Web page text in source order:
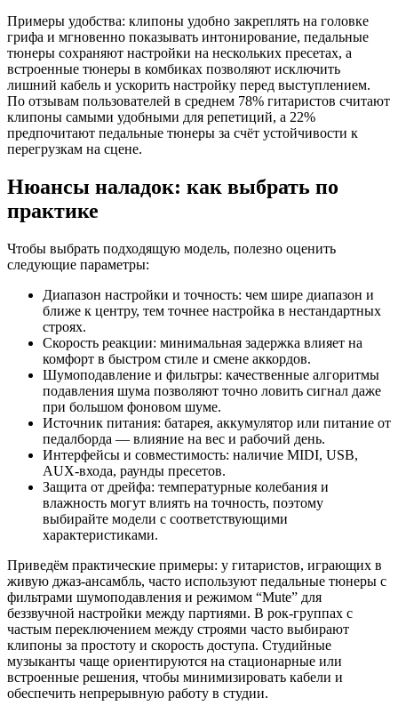
Примеры удобства: клипоны удобно закреплять на головке
грифа и мгновенно показывать интонирование, педальные
тюнеры сохраняют настройки на нескольких пресетах, а
встроенные тюнеры в комбиках позволяют исключить
лишний кабель и ускорить настройку перед выступлением.
По отзывам пользователей в среднем 78% гитаристов считают
клипоны самыми удобными для репетиций, а 22%
предпочитают педальные тюнеры за счёт устойчивости к
перегрузкам на сцене.
Нюансы наладок: как выбрать по
практике
Чтобы выбрать подходящую модель, полезно оценить
следующие параметры:
Диапазон настройки и точность: чем шире диапазон и
ближе к центру, тем точнее настройка в нестандартных
строях.
Скорость реакции: минимальная задержка влияет на
комфорт в быстром стиле и смене аккордов.
Шумоподавление и фильтры: качественные алгоритмы
подавления шума позволяют точно ловить сигнал даже
при большом фоновом шуме.
Источник питания: батарея, аккумулятор или питание от
педалборда — влияние на вес и рабочий день.
Интерфейсы и совместимость: наличие MIDI, USB,
AUX-входа, раунды пресетов.
Защита от дрейфа: температурные колебания и
влажность могут влиять на точность, поэтому
выбирайте модели с соответствующими
характеристиками.
Приведём практические примеры: у гитаристов, играющих в
живую джаз-ансамбль, часто используют педальные тюнеры с
фильтрами шумоподавления и режимом “Mute” для
беззвучной настройки между партиями. В рок-группах с
частым переключением между строями часто выбирают
клипоны за простоту и скорость доступа. Студийные
музыканты чаще ориентируются на стационарные или
встроенные решения, чтобы минимизировать кабели и
обеспечить непрерывную работу в студии.